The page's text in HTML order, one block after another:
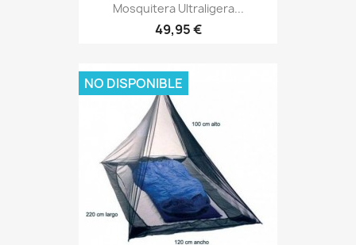
Mosquitera Ultraligera...
Precio
49,95 €
NO DISPONIBLE